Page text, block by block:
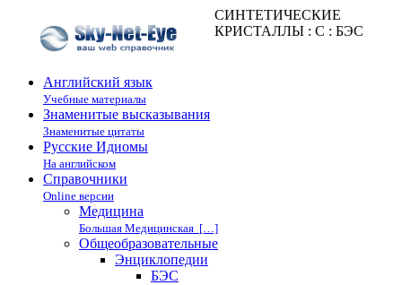
СИНТЕТИЧЕСКИЕ
КРИСТАЛЛЫ : С : БЭС
Английский язык
Учебные материалы
Знаменитые высказывания
Знаменитые цитаты
Русские Идиомы
На английском
Справочники
Online версии
Медицина
Большая Медицинская […]
Общеобразовательные
Энциклопедии
БЭС